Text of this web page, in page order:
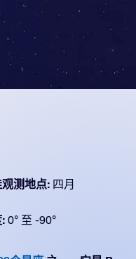
测地点: 四月
0° 至 -90°